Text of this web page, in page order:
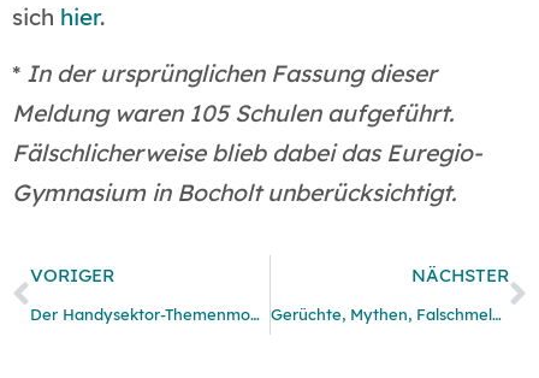
sich hier.
* In der ursprünglichen Fassung dieser
Meldung waren 105 Schulen aufgeführt.
Fälschlicherweise blieb dabei das Euregio-
Gymnasium in Bocholt unberücksichtigt.
VORIGER
Der Handysektor-Themenmonat: Wearables
NÄCHSTER
Gerüchte, Mythen, Falschmeldungen – Der Handysektor-Themenmonat zu Fake News